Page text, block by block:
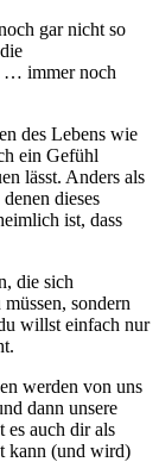
gar nicht so
… immer noch
des Lebens wie
ein Gefühl
lässt. Anders als
dieses
ist, dass
die sich
sondern
willst einfach nur
werden von uns
dann unsere
auch dir als
kann (und wird)